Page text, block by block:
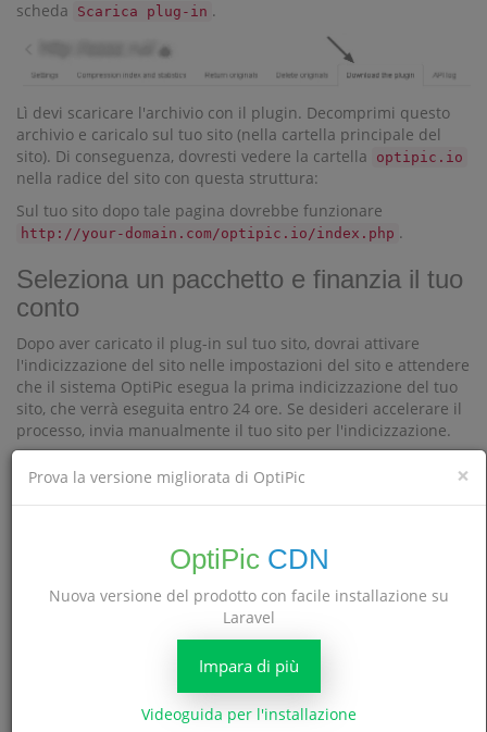
scheda
Scarica plug-in .
Lì devi scaricare l'archivio con il plugin. Decomprimi questo
archivio e caricalo sul tuo sito (nella cartella principale del
sito). Di conseguenza, dovresti vedere la cartella
optipic.io
nella radice del sito con questa struttura:
Sul tuo sito dopo tale pagina dovrebbe funzionare
http://your-domain.com/optipic.io/index.php .
Seleziona un pacchetto e finanzia il tuo
conto
Dopo aver caricato il plug-in sul tuo sito, dovrai attivare
l'indicizzazione del sito nelle impostazioni del sito e attendere
che il sistema OptiPic esegua la prima indicizzazione del tuo
sito, che verrà eseguita entro 24 ore. Se desideri accelerare il
processo, invia manualmente il tuo sito per l'indicizzazione.
Una volta completata la prima indicizzazione, il sistema
mostrerà il numero di immagini (il numero di gigabyte) che si
compressione e statistiche .
×
Prova la versione migliorata di OptiPic
OptiPic CDN
Nuova versione del prodotto con facile installazione su
Laravel
Impara di più
Videoguida per l'installazione